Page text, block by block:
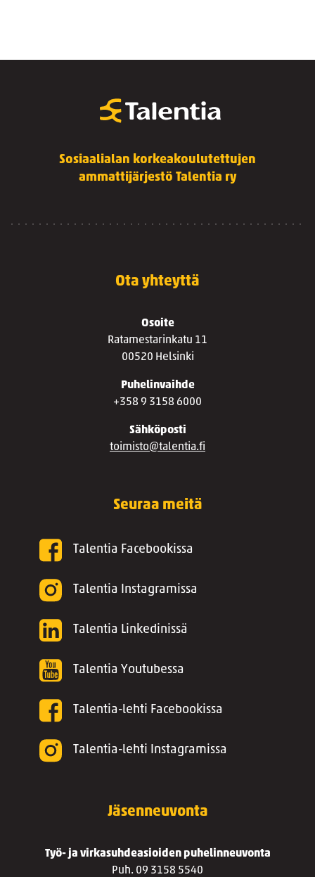
Sosiaalialan korkeakoulutettujen
ammattijärjestö Talentia ry
Ota yhteyttä
Osoite
Ratamestarinkatu 11
00520 Helsinki
Puhelinvaihde
+358 9 3158 6000
Sähköposti
toimisto@talentia.fi
Seuraa meitä
Talentia Facebookissa
Talentia Instagramissa
Talentia Linkedinissä
Talentia Youtubessa
Talentia-lehti Facebookissa
Talentia-lehti Instagramissa
Jäsenneuvonta
Työ- ja virkasuhdeasioiden puhelinneuvonta
Puh. 09 3158 5540